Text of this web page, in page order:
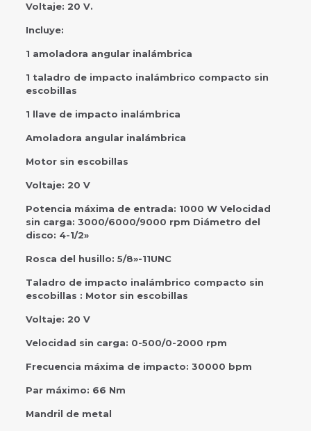
Voltaje: 20 V.
Incluye:
1 amoladora angular inalámbrica
1 taladro de impacto inalámbrico compacto sin
escobillas
1 llave de impacto inalámbrica
Amoladora angular inalámbrica
Motor sin escobillas
Voltaje: 20 V
Potencia máxima de entrada: 1000 W Velocidad
sin carga: 3000/6000/9000 rpm Diámetro del
disco: 4-1/2»
Rosca del husillo: 5/8»-11UNC
Taladro de impacto inalámbrico compacto sin
escobillas : Motor sin escobillas
Voltaje: 20 V
Velocidad sin carga: 0-500/0-2000 rpm
Frecuencia máxima de impacto: 30000 bpm
Par máximo: 66 Nm
Mandril de metal